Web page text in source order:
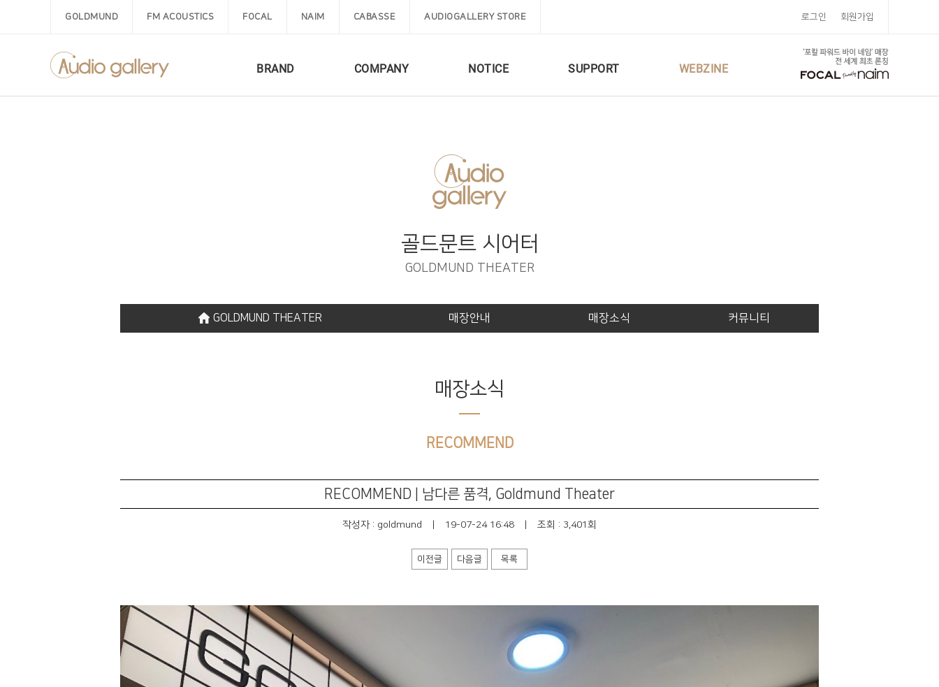
GOLDMUND FM ACOUSTICS FOCAL NAIM CABASSE AUDIOGALLERY STORE 로그인 회원가입
BRAND COMPANY NOTICE SUPPORT WEBZINE
골드문트 시어터
GOLDMUND THEATER
GOLDMUND THEATER 매장안내 매장소식 커뮤니티
매장소식
RECOMMEND
RECOMMEND | 남다른 품격, Goldmund Theater
작성자 : goldmund 19-07-24 16:48 조회 : 3,401회
이전글 다음글 목록